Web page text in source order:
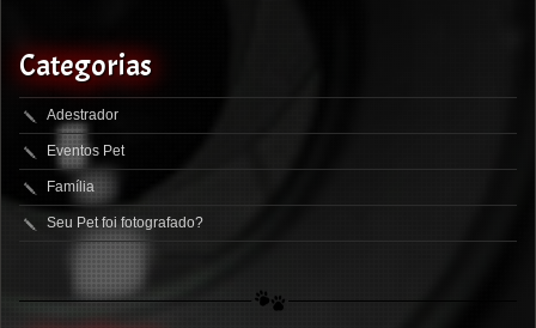
Categorias
Adestrador
Eventos Pet
Família
Seu Pet foi fotografado?